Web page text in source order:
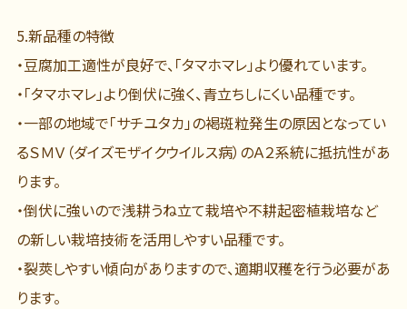
5.新品種の特徴
・豆腐加工適性が良好で、「タマホマレ」より優れています。
・「タマホマレ」より倒伏に強く、青立ちしにくい品種です。
・一部の地域で「サチユタカ」の褐斑粒発生の原因となってい
るＳＭＶ（ダイズモザイクウイルス病）のＡ２系統に抵抗性があ
ります。
・倒伏に強いので浅耕うね立て栽培や不耕起密植栽培など
の新しい栽培技術を活用しやすい品種です。
・裂莢しやすい傾向がありますので、適期収穫を行う必要があ
ります。